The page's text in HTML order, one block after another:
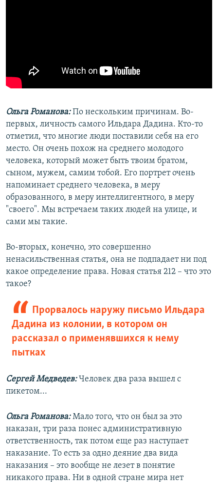
Ольга Романова:По нескольким причинам. Во-
первых, личность самого Ильдара Дадина. Кто-то
отметил, что многие люди поставили себя на его
место. Он очень похож на среднего молодого
человека, который может быть твоим братом,
сыном, мужем, самим тобой. Его портрет очень
напоминает среднего человека, в меру
образованного, в меру интеллигентного, в меру
"своего". Мы встречаем таких людей на улице, и
сами мы такие.
Во-вторых, конечно, это совершенно
ненасильственная статья, она не подпадает ни под
какое определение права. Новая статья 212 – что это
такое?
Прорвалось наружу письмо Ильдара
Дадина из колонии, в котором он
рассказал о применявшихся к нему
пытках
Сергей Медведев: Человек два раза вышел с
пикетом...
Ольга Романова:Мало того, что он был за это
наказан, три раза понес административную
ответственность, так потом еще раз наступает
наказание. То есть за одно деяние два вида
наказания – это вообще не лезет в понятие
никакого права. Ни в одной стране мира нет